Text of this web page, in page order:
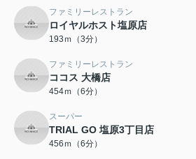
ファミリーレストラン
ロイヤルホスト塩原店
193ｍ（3分）
ファミリーレストラン
ココス 大橋店
454ｍ（6分）
スーパー
TRIAL GO 塩原3丁目店
456ｍ（6分）